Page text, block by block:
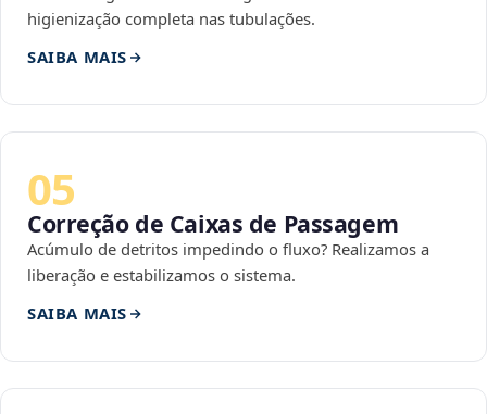
higienização completa nas tubulações.
SAIBA MAIS
05
Correção de Caixas de Passagem
Acúmulo de detritos impedindo o fluxo? Realizamos a
liberação e estabilizamos o sistema.
SAIBA MAIS